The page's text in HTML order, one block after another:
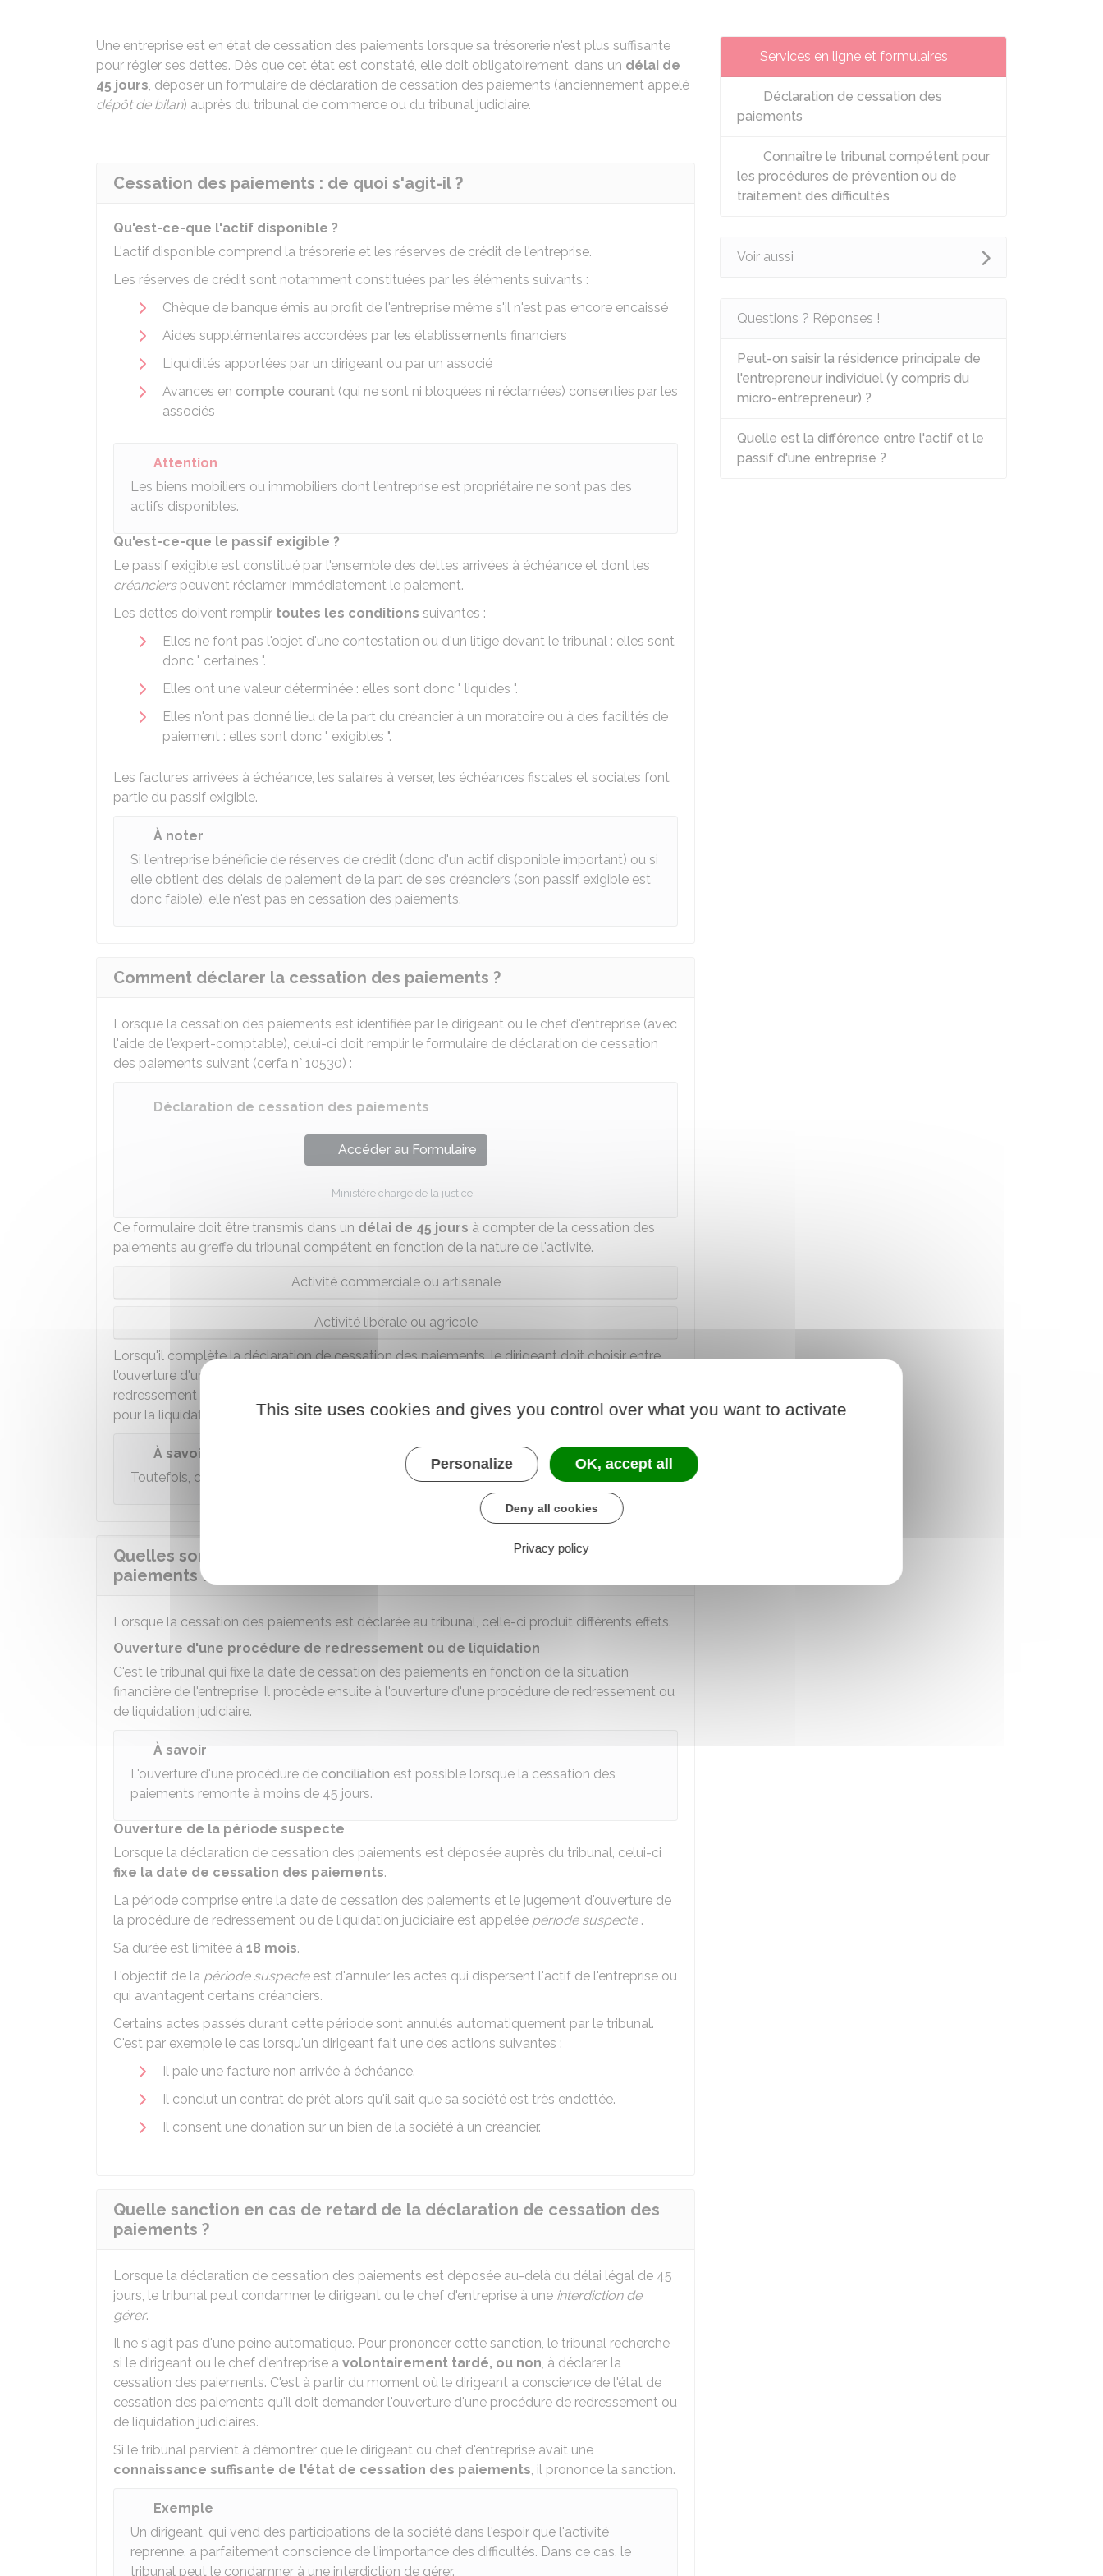
Une entreprise est en état de cessation des paiements lorsque sa trésorerie n'est plus suffisante
pour régler ses dettes. Dès que cet état est constaté, elle doit obligatoirement, dans un délai de
45 jours, déposer un formulaire de déclaration de cessation des paiements (anciennement appelé
dépôt de bilan) auprès du tribunal de commerce ou du tribunal judiciaire.
Cessation des paiements : de quoi s'agit-il ?
Qu'est-ce-que l'actif disponible ?
L'actif disponible comprend la trésorerie et les réserves de crédit de l'entreprise.
Les réserves de crédit sont notamment constituées par les éléments suivants :
Chèque de banque émis au profit de l'entreprise même s'il n'est pas encore encaissé
Aides supplémentaires accordées par les établissements financiers
Liquidités apportées par un dirigeant ou par un associé
Avances en compte courant (qui ne sont ni bloquées ni réclamées) consenties par les
associés
Attention
Les biens mobiliers ou immobiliers dont l'entreprise est propriétaire ne sont pas des
actifs disponibles.
Qu'est-ce-que le passif exigible ?
Le passif exigible est constitué par l'ensemble des dettes arrivées à échéance et dont les
créancierspeuvent réclamer immédiatement le paiement.
Les dettes doivent remplir toutes les conditions suivantes :
Elles ne font pas l'objet d'une contestation ou d'un litige devant le tribunal : elles sont
donc " certaines ".
Elles ont une valeur déterminée : elles sont donc " liquides ".
Elles n'ont pas donné lieu de la part du créancier à un moratoire ou à des facilités de
paiement : elles sont donc " exigibles ".
Les factures arrivées à échéance, les salaires à verser, les échéances fiscales et sociales font
partie du passif exigible.
À noter
Si l'entreprise bénéficie de réserves de crédit (donc d'un actif disponible important) ou si
elle obtient des délais de paiement de la part de ses créanciers (son passif exigible est
donc faible), elle n'est pas en cessation des paiements.
Comment déclarer la cessation des paiements ?
Lorsque la cessation des paiements est identifiée par le dirigeant ou le chef d'entreprise (avec
l'aide de l'expert-comptable), celui-ci doit remplir le formulaire de déclaration de cessation
des paiements suivant (cerfa n° 10530) :
Déclaration de cessation des paiements
Accéder au Formulaire
Ministère chargé de la justice
Ce formulaire doit être transmis dans un délai de 45 jours à compter de la cessation des
paiements au greffe du tribunal compétent en fonction de la nature de l'activité.
Activité commerciale ou artisanale
Activité libérale ou agricole
Lorsqu'il complète la déclaration de cessation des paiements, le dirigeant doit choisir entre
l'ouverture d'une procédure de redressement ou de liquidation judiciaire. Il opte pour le
redressement si un plan peut permettre d'améliorer la situation financière de l'entreprise, ou
pour la liquidation si la situation est irrémédiablement compromise.
À savoir
Toutefois, c'est le tribunal qui décide de la procédure à ouvrir effectivement.
Quelles sont les conséquences de la déclaration de cessation des
paiements ?
Lorsque la cessation des paiements est déclarée au tribunal, celle-ci produit différents effets.
Ouverture d'une procédure de redressement ou de liquidation
C'est le tribunal qui fixe la date de cessation des paiements en fonction de la situation
financière de l'entreprise. Il procède ensuite à l'ouverture d'une procédure de redressement ou
de liquidation judiciaire.
À savoir
L'ouverture d'une procédure de conciliation est possible lorsque la cessation des
paiements remonte à moins de 45 jours.
Ouverture de la période suspecte
Lorsque la déclaration de cessation des paiements est déposée auprès du tribunal, celui-ci
fixe la date de cessation des paiements.
La période comprise entre la date de cessation des paiements et le jugement d'ouverture de
la procédure de redressement ou de liquidation judiciaire est appelée période suspecte.
Sa durée est limitée à 18 mois.
L'objectif de la période suspecteest d'annuler les actes qui dispersent l'actif de l'entreprise ou
qui avantagent certains créanciers.
Certains actes passés durant cette période sont annulés automatiquement par le tribunal.
C'est par exemple le cas lorsqu'un dirigeant fait une des actions suivantes :
Il paie une facture non arrivée à échéance.
Il conclut un contrat de prêt alors qu'il sait que sa société est très endettée.
Il consent une donation sur un bien de la société à un créancier.
Quelle sanction en cas de retard de la déclaration de cessation des
paiements ?
Lorsque la déclaration de cessation des paiements est déposée au-delà du délai légal de 45
jours, le tribunal peut condamner le dirigeant ou le chef d'entreprise à une interdiction de
gérer.
Il ne s'agit pas d'une peine automatique. Pour prononcer cette sanction, le tribunal recherche
si le dirigeant ou le chef d'entreprise a volontairement tardé, ou non, à déclarer la
cessation des paiements. C'est à partir du moment où le dirigeant a conscience de l'état de
cessation des paiements qu'il doit demander l'ouverture d'une procédure de redressement ou
de liquidation judiciaires.
Si le tribunal parvient à démontrer que le dirigeant ou chef d'entreprise avait une
connaissance suffisante de l'état de cessation des paiements, il prononce la sanction.
Exemple
Un dirigeant, qui vend des participations de la société dans l'espoir que l'activité
reprenne, a parfaitement conscience de l'importance des difficultés. Dans ce cas, le
tribunal peut le condamner à une interdiction de gérer.
Services en ligne et formulaires
Déclaration de cessation des
paiements
Connaître le tribunal compétent pour
les procédures de prévention ou de
traitement des difficultés
Voir aussi
Questions ? Réponses !
Peut-on saisir la résidence principale de
l'entrepreneur individuel (y compris du
micro-entrepreneur) ?
Quelle est la différence entre l'actif et le
passif d'une entreprise ?
This site uses cookies and gives you control over what you want to activate
Personalize OK, accept all
Deny all cookies
Privacy policy